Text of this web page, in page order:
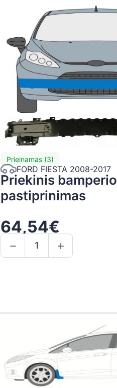
Prieinamas (3)
FORD FIESTA 2008-2017
Priekinis bamperio
pastiprinimas
64,54€